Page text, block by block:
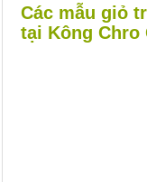
Các mẫu giỏ
tại Kông Chro